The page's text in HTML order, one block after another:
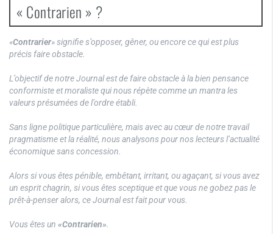
« Contrarien » ?
«Contrarier» signifie s’opposer, gêner, ou encore ce qui est plus
précis faire obstacle.
L’objectif de notre Journal est de faire obstacle à la bien pensance
conformiste et moraliste qui nous répète comme un mantra les
valeurs présumées de l’ordre établi.
Sans ligne politique particulière, mais avec au cœur de notre travail
pragmatisme et la réalité, nous analysons pour nos lecteurs l’actualité
économique sans concession.
Alors si vous êtes pénible, embêtant, irritant, ou agaçant, si vous avez
un esprit chagrin, si vous êtes sceptique et que vous ne gobez pas le
prêt-à-penser alors, ce Journal est fait pour vous.
Vous êtes un «Contrarien».